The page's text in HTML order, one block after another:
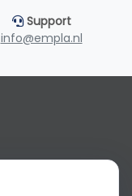
Support
info@empla.nl